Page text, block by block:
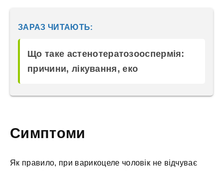
ЗАРАЗ ЧИТАЮТЬ:
Що таке астенотератозооспермія:
причини, лікування, еко
Симптоми
Як правило, при варикоцеле чоловік не відчуває